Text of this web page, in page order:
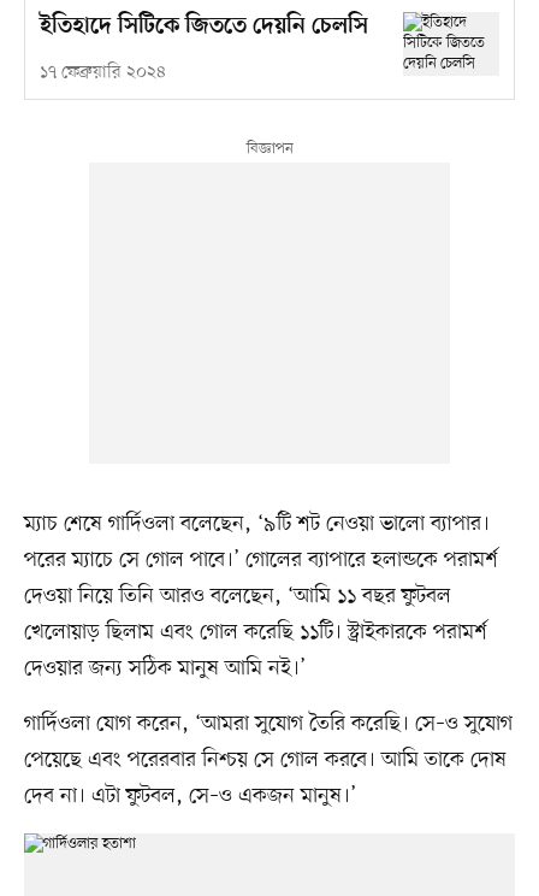
ইতিহাদে সিটিকে জিততে দেয়নি চেলসি
১৭ ফেব্রুয়ারি ২০২৪
ম্যাচ শেষে গার্দিওলা বলেছেন, ‘৯টি শট নেওয়া ভালো ব্যাপার।
পরের ম্যাচে সে গোল পাবে।’ গোলের ব্যাপারে হলান্ডকে পরামর্শ
দেওয়া নিয়ে তিনি আরও বলেছেন, ‘আমি ১১ বছর ফুটবল
খেলোয়াড় ছিলাম এবং গোল করেছি ১১টি। স্ট্রাইকারকে পরামর্শ
দেওয়ার জন্য সঠিক মানুষ আমি নই।’
গার্দিওলা যোগ করেন, ‘আমরা সুযোগ তৈরি করেছি। সে–ও সুযোগ
পেয়েছে এবং পরেরবার নিশ্চয় সে গোল করবে। আমি তাকে দোষ
দেব না। এটা ফুটবল, সে–ও একজন মানুষ।’